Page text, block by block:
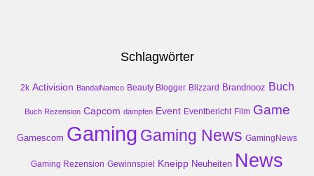
Schlagwörter
2k Activision BandaiNamco Beauty Blogger Blizzard Brandnooz Buch
Buch Rezension Capcom dampfen Event Eventbericht Film Game
Gamescom Gaming Gaming News GamingNews
Gaming Rezension Gewinnspiel Kneipp Neuheiten News